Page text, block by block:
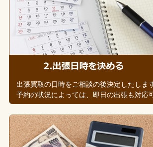
出張買取の日時をご相談の後決定したしま
予約の状況によっては、即日の出張も対応